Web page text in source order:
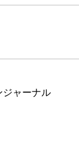
ャーナル